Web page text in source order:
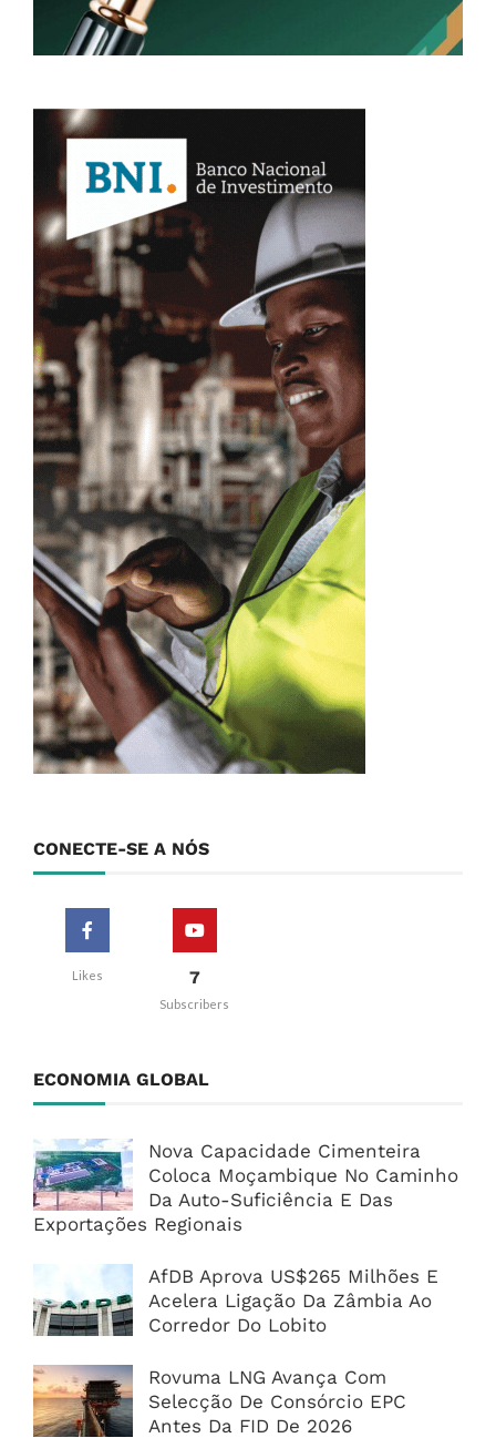
CONECTE-SE A NÓS
Likes 7
Subscribers
ECONOMIA GLOBAL
Nova Capacidade Cimenteira
Coloca Moçambique No Caminho
Da Auto-Suficiência E Das
Exportações Regionais
AfDB Aprova US$265 Milhões E
Acelera Ligação Da Zâmbia Ao
Corredor Do Lobito
Rovuma LNG Avança Com
Selecção De Consórcio EPC
Antes Da FID De 2026